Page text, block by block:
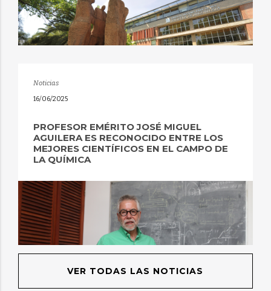
Noticias
16/06/2025
PROFESOR EMÉRITO JOSÉ MIGUEL
AGUILERA ES RECONOCIDO ENTRE LOS
MEJORES CIENTÍFICOS EN EL CAMPO DE
LA QUÍMICA
VER TODAS LAS NOTICIAS